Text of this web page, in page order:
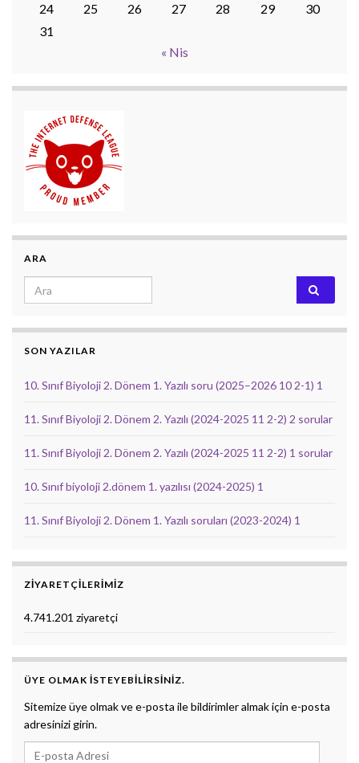
24
25 26 27 28 29
30
31
« Nis
ARA
Search for:
SON YAZILAR
10. Sınıf Biyoloji 2. Dönem 1. Yazılı soru (2025–2026 10 2-1) 1
11. Sınıf Biyoloji 2. Dönem 2. Yazılı (2024-2025 11 2-2) 2 sorular
11. Sınıf Biyoloji 2. Dönem 2. Yazılı (2024-2025 11 2-2) 1 sorular
10. Sınıf biyoloji 2.dönem 1. yazılısı (2024-2025) 1
11. Sınıf Biyoloji 2. Dönem 1. Yazılı soruları (2023-2024) 1
ZIYARETÇILERIMIZ
4.741.201 ziyaretçi
ÜYE OLMAK ISTEYEBILIRSINIZ.
Sitemize üye olmak ve e-posta ile bildirimler almak için e-posta
adresinizi girin.
E-posta Adresi